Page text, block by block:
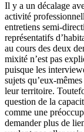
Il y a un décalage
activité
entretiens semi-
représentatifs
au cours des deux
mixité n’est pas
puisque les
sujets qu’eux-
leur territoire.
question de la
comme une
demander plus de